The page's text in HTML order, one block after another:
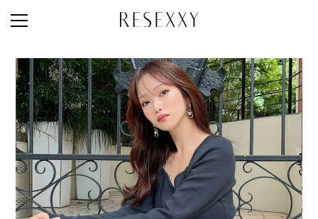
STAFF STYLE
NEWS
MAGAZINE
LOOK BOOK
NEW ARRIVAL
RANKING
STYLE PHOTO